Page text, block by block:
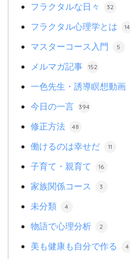
フラクタルな日々 32
フラクタル心理学とは 14
マスターコース入門 5
メルマガ記事 152
一色先生・誘導瞑想動画
今日の一言 394
修正方法 48
働けるのは幸せだ 11
子育て・親育て 16
家族関係コース 3
未分類 4
物語で心理分析 2
美も健康も自分で作る 4